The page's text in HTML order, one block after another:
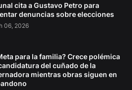
cita a Gustavo Petro para
denuncias sobre elecciones
06, 2026
para la familia? Crece polémica
del cuñado de la
mientras obras siguen en